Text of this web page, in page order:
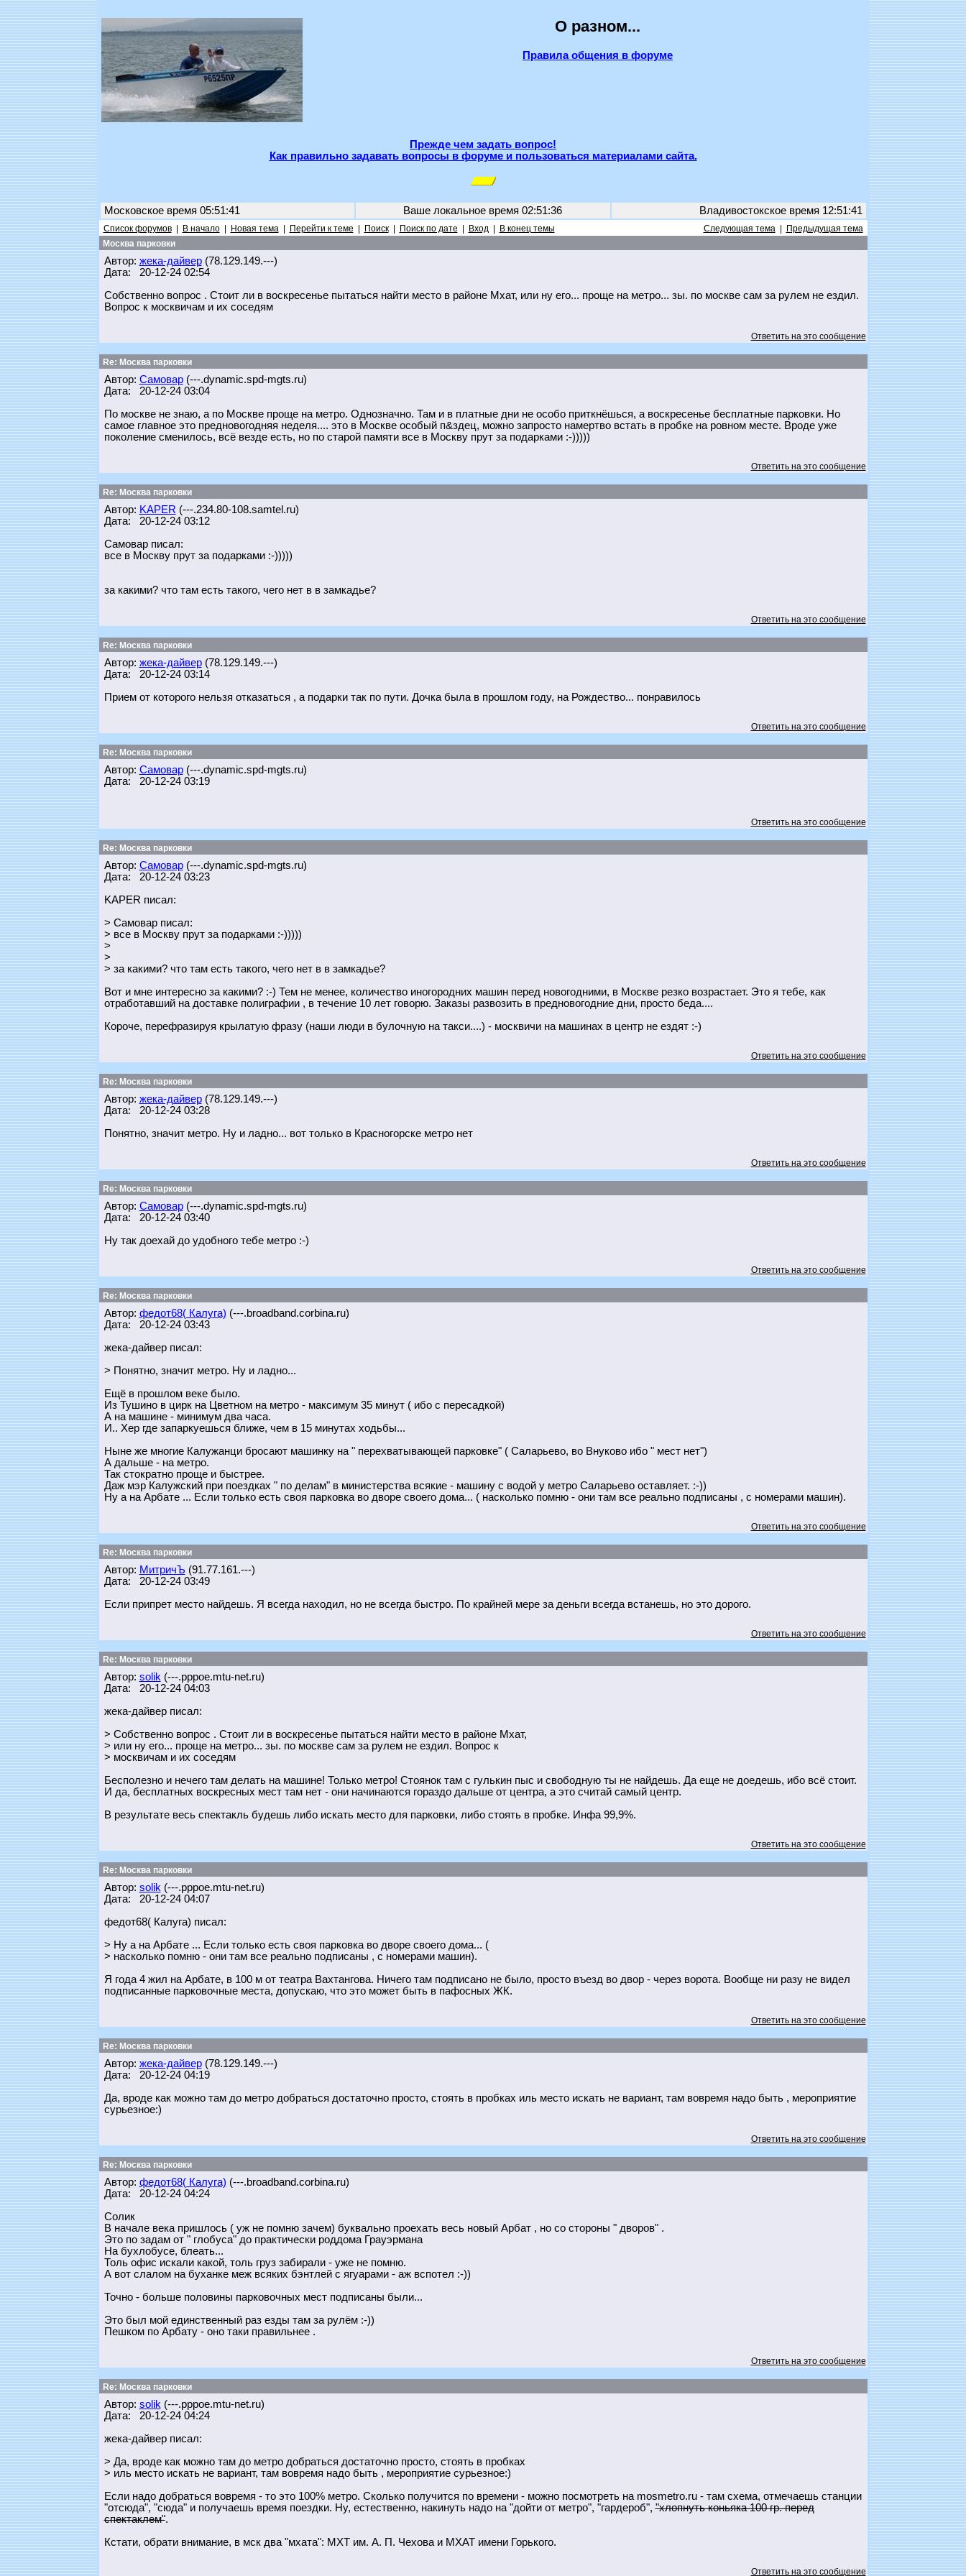
О разном...
Правила общения в форуме
Прежде чем задать вопрос!
Как правильно задавать вопросы в форуме и пользоваться материалами сайта.
Московское время 05:51:41 Ваше локальное время 02:51:36 Владивостокское время 12:51:41
Список форумов| В начало| Новая тема| Перейти к теме Поиск| Поиск по дате Вход| В конец темы Следующая тема|
Предыдущая тема
Москва парковки
Автор: жека-дайвер(78.129.149.---)
Дата: 20-12-24 02:54
Собственно вопрос . Стоит ли в воскресенье пытаться найти место в районе Мхат, или ну его... проще на метро... зы. по москве сам за рулем не ездил.
Вопрос к москвичам и их соседям
Ответить на это сообщение
Re: Москва парковки
Автор: Самовар(---.dynamic.spd-mgts.ru)
Дата: 20-12-24 03:04
По москве не знаю, а по Москве проще на метро. Однозначно. Там и в платные дни не особо приткнёшься, а воскресенье бесплатные парковки. Но
самое главное это предновогодняя неделя.... это в Москве особый п&здец, можно запросто намертво встать в пробке на ровном месте. Вроде уже
поколение сменилось, всё везде есть, но по старой памяти все в Москву прут за подарками :-)))))
Ответить на это сообщение
Re: Москва парковки
Автор: KAPER (---.234.80-108.samtel.ru)
Дата: 20-12-24 03:12
Самовар писал:
все в Москву прут за подарками :-)))))
за какими? что там есть такого, чего нет в в замкадье?
Ответить на это сообщение
Re: Москва парковки
Автор: жека-дайвер(78.129.149.---)
Дата: 20-12-24 03:14
Прием от которого нельзя отказаться , а подарки так по пути. Дочка была в прошлом году, на Рождество... понравилось
Ответить на это сообщение
Re: Москва парковки
Автор: Самовар(---.dynamic.spd-mgts.ru)
Дата: 20-12-24 03:19
Ответить на это сообщение
Re: Москва парковки
Автор: Самовар(---.dynamic.spd-mgts.ru)
Дата: 20-12-24 03:23
KAPER писал:
> Самовар писал:
> все в Москву прут за подарками :-)))))
>
>
> за какими? что там есть такого, чего нет в в замкадье?
Вот и мне интересно за какими? :-) Тем не менее, количество иногородних машин перед новогодними, в Москве резко возрастает. Это я тебе, как
отработавший на доставке полиграфии , в течение 10 лет говорю. Заказы развозить в предновогодние дни, просто беда....
Короче, перефразируя крылатую фразу (наши люди в булочную на такси....) - москвичи на машинах в центр не ездят :-)
Ответить на это сообщение
Re: Москва парковки
Автор: жека-дайвер(78.129.149.---)
Дата: 20-12-24 03:28
Понятно, значит метро. Ну и ладно... вот только в Красногорске метро нет
Ответить на это сообщение
Re: Москва парковки
Автор: Самовар(---.dynamic.spd-mgts.ru)
Дата: 20-12-24 03:40
Ну так доехай до удобного тебе метро :-)
Ответить на это сообщение
Re: Москва парковки
Автор: федот68( Калуга) (---.broadband.corbina.ru)
Дата: 20-12-24 03:43
жека-дайвер писал:
> Понятно, значит метро. Ну и ладно...
Ещё в прошлом веке было.
Из Тушино в цирк на Цветном на метро - максимум 35 минут ( ибо с пересадкой)
А на машине - минимум два часа.
И.. Хер где запаркуешься ближе, чем в 15 минутах ходьбы...
Ныне же многие Калужанци бросают машинку на " перехватывающей парковке" ( Саларьево, во Внуково ибо " мест нет")
А дальше - на метро.
Так стократно проще и быстрее.
Даж мэр Калужский при поездках " по делам" в министерства всякие - машину с водой у метро Саларьево оставляет. :-))
Ну а на Арбате ... Если только есть своя парковка во дворе своего дома... ( насколько помню - они там все реально подписаны , с номерами машин).
Ответить на это сообщение
Re: Москва парковки
Автор: МитричЪ (91.77.161.---)
Дата: 20-12-24 03:49
Если припрет место найдешь. Я всегда находил, но не всегда быстро. По крайней мере за деньги всегда встанешь, но это дорого.
Ответить на это сообщение
Re: Москва парковки
Автор: solik (---.pppoe.mtu-net.ru)
Дата: 20-12-24 04:03
жека-дайвер писал:
> Собственно вопрос . Стоит ли в воскресенье пытаться найти место в районе Мхат,
> или ну его... проще на метро... зы. по москве сам за рулем не ездил. Вопрос к
> москвичам и их соседям
Бесполезно и нечего там делать на машине! Только метро! Стоянок там с гулькин пыс и свободную ты не найдешь. Да еще не доедешь, ибо всё стоит.
И да, бесплатных воскресных мест там нет - они начинаются гораздо дальше от центра, а это считай самый центр.
В результате весь спектакль будешь либо искать место для парковки, либо стоять в пробке. Инфа 99,9%.
Ответить на это сообщение
Re: Москва парковки
Автор: solik (---.pppoe.mtu-net.ru)
Дата: 20-12-24 04:07
федот68( Калуга) писал:
> Ну а на Арбате ... Если только есть своя парковка во дворе своего дома... (
> насколько помню - они там все реально подписаны , с номерами машин).
Я года 4 жил на Арбате, в 100 м от театра Вахтангова. Ничего там подписано не было, просто въезд во двор - через ворота. Вообще ни разу не видел
подписанные парковочные места, допускаю, что это может быть в пафосных ЖК.
Ответить на это сообщение
Re: Москва парковки
Автор: жека-дайвер(78.129.149.---)
Дата: 20-12-24 04:19
Да, вроде как можно там до метро добраться достаточно просто, стоять в пробках иль место искать не вариант, там вовремя надо быть , мероприятие
сурьезное:)
Ответить на это сообщение
Re: Москва парковки
Автор: федот68( Калуга) (---.broadband.corbina.ru)
Дата: 20-12-24 04:24
Солик
В начале века пришлось ( уж не помню зачем) буквально проехать весь новый Арбат , но со стороны " дворов" .
Это по задам от " глобуса" до практически роддома Грауэрмана
На бухлобусе, блеать...
Толь офис искали какой, толь груз забирали - уже не помню.
А вот слалом на буханке меж всяких бэнтлей с ягуарами - аж вспотел :-))
Точно - больше половины парковочных мест подписаны были...
Это был мой единственный раз езды там за рулём :-))
Пешком по Арбату - оно таки правильнее .
Ответить на это сообщение
Re: Москва парковки
Автор: solik (---.pppoe.mtu-net.ru)
Дата: 20-12-24 04:24
жека-дайвер писал:
> Да, вроде как можно там до метро добраться достаточно просто, стоять в пробках
> иль место искать не вариант, там вовремя надо быть , мероприятие сурьезное:)
Если надо добраться вовремя - то это 100% метро. Сколько получится по времени - можно посмотреть на mosmetro.ru - там схема, отмечаешь станции
"отсюда", "сюда" и получаешь время поездки. Ну, естественно, накинуть надо на "дойти от метро", "гардероб","хлопнуть коньяка 100 гр. перед
спектаклем".
Кстати, обрати внимание, в мск два "мхата": МХТ им. А. П. Чехова и МХАТ имени Горького.
Ответить на это сообщение